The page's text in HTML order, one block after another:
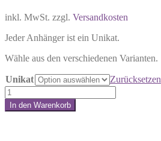
inkl. MwSt. zzgl. Versandkosten
Jeder Anhänger ist ein Unikat.
Wähle aus den verschiedenen Varianten.
Unikat
Zurücksetzen
Achat
Halskette
Donut-
In den Warenkorb